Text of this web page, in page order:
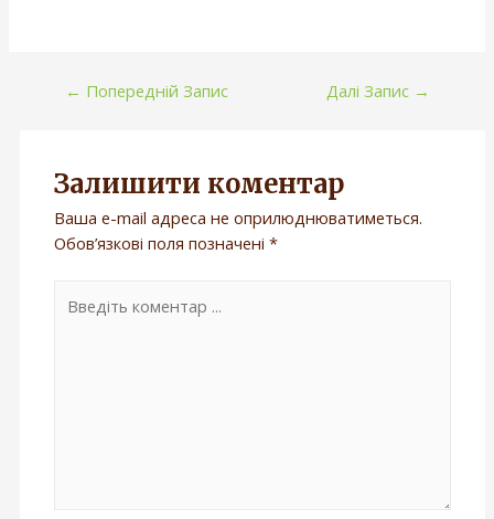
← Попередній Запис Далі Запис →
Залишити коментар
Ваша e-mail адреса не оприлюднюватиметься.
Обов’язкові поля позначені*